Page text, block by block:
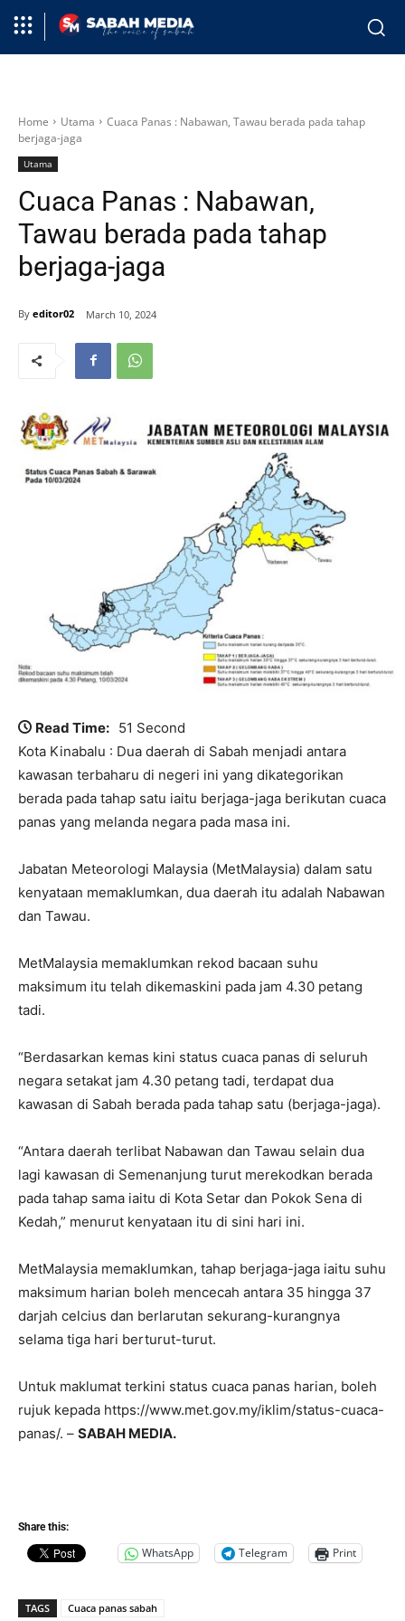
Home Utama
Cuaca Panas : Nabawan, Tawau berada pada tahap
berjaga-jaga
Utama
Cuaca Panas : Nabawan,
Tawau berada pada tahap
berjaga-jaga
By editor02 March 10, 2024
Read Time: 51 Second
Kota Kinabalu : Dua daerah di Sabah menjadi antara
kawasan terbaharu di negeri ini yang dikategorikan
berada pada tahap satu iaitu berjaga-jaga berikutan cuaca
panas yang melanda negara pada masa ini.
Jabatan Meteorologi Malaysia (MetMalaysia) dalam satu
kenyataan memaklumkan, dua daerah itu adalah Nabawan
dan Tawau.
MetMalaysia memaklumkan rekod bacaan suhu
maksimum itu telah dikemaskini pada jam 4.30 petang
tadi.
“Berdasarkan kemas kini status cuaca panas di seluruh
negara setakat jam 4.30 petang tadi, terdapat dua
kawasan di Sabah berada pada tahap satu (berjaga-jaga).
“Antara daerah terlibat Nabawan dan Tawau selain dua
lagi kawasan di Semenanjung turut merekodkan berada
pada tahap sama iaitu di Kota Setar dan Pokok Sena di
Kedah,” menurut kenyataan itu di sini hari ini.
MetMalaysia memaklumkan, tahap berjaga-jaga iaitu suhu
maksimum harian boleh mencecah antara 35 hingga 37
darjah celcius dan berlarutan sekurang-kurangnya
selama tiga hari berturut-turut.
Untuk maklumat terkini status cuaca panas harian, boleh
rujuk kepada https://www.met.gov.my/iklim/status-cuaca-
panas/. – SABAH MEDIA.
Share this:
WhatsApp Telegram Print
TAGS Cuaca panas sabah